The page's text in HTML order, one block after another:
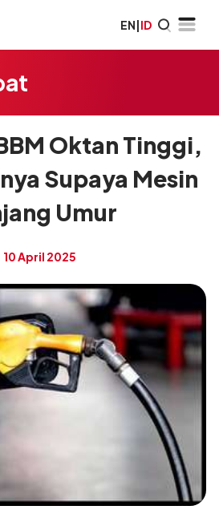
EN|ID
Oktan Tinggi,
Supaya Mesin
Umur
10 April 2025